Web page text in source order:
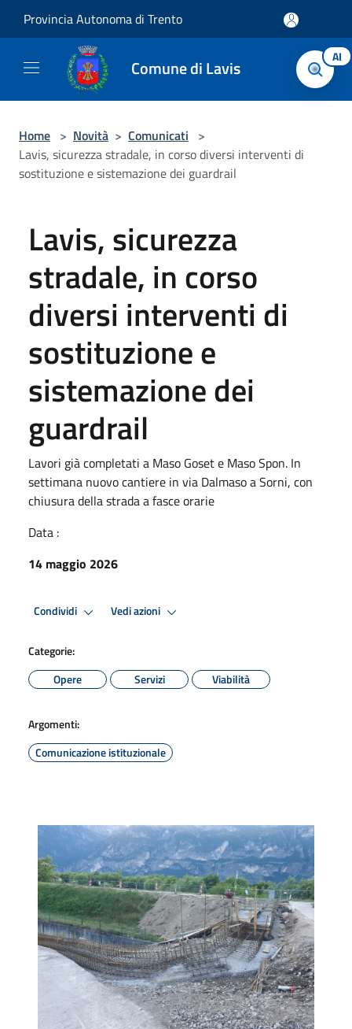
Provincia Autonoma di Trento
Comune di Lavis AI
Home > Novità > Comunicati >
Lavis, sicurezza stradale, in corso diversi interventi di
sostituzione e sistemazione dei guardrail
Lavis, sicurezza
stradale, in corso
diversi interventi di
sostituzione e
sistemazione dei
guardrail
Lavori già completati a Maso Goset e Maso Spon. In
settimana nuovo cantiere in via Dalmaso a Sorni, con
chiusura della strada a fasce orarie
Data :
14 maggio 2026
Condividi Vedi azioni
Categorie:
Opere
Servizi Viabilità
Argomenti:
Comunicazione istituzionale